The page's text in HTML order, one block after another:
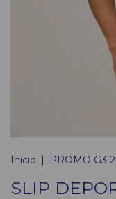
Inicio | PROMO G3
SLIP